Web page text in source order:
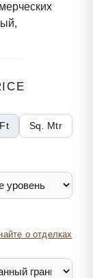
Sq. Mtr
о отделках